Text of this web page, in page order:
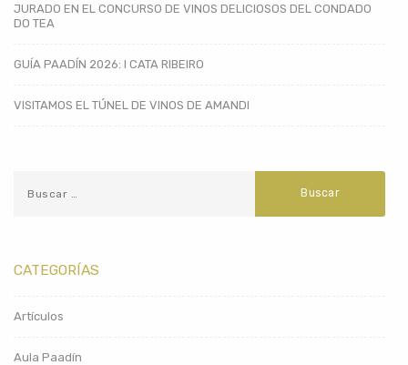
JURADO EN EL CONCURSO DE VINOS DELICIOSOS DEL CONDADO
DO TEA
GUÍA PAADÍN 2026: I CATA RIBEIRO
VISITAMOS EL TÚNEL DE VINOS DE AMANDI
CATEGORÍAS
Artículos
Aula Paadín